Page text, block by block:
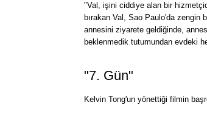
"Val, işini ciddiye alan bir
bırakan Val, Sao Paulo'da zengin
annesini ziyarete geldiğinde,
beklenmedik tutumundan evdeki
"7. Gün"
Kelvin Tong'un yönettiği filmin